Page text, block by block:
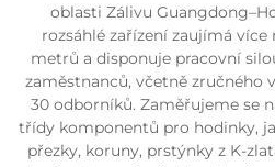
oblasti Zálivu
rozsáhlé zařízení zaujímá
metrů a disponuje pracovní
zaměstnanců, včetně zručného
30 odborníků. Zaměřujeme se
třídy komponentů pro hodinky,
přezky, koruny, prstýnky z K-